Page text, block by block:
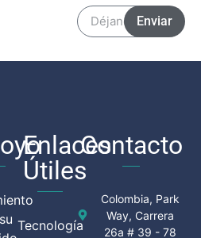
Enviar
Enlaces
Útiles
Tecnología
Contacto
Colombia, Park
Way, Carrera
26a # 39 - 78